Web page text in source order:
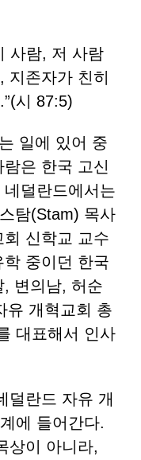
사람, 저 사람
지존자가 친히
시 87:5)
일에 있어 중
은 한국 고신
덜란드에서는
탐(Stam) 목사
신학교 교수
중이던 한국
변의남, 허순
유 개혁교회 총
대표해서 인사
덜란드 자유 개
에 들어간다.
상이 아니라,